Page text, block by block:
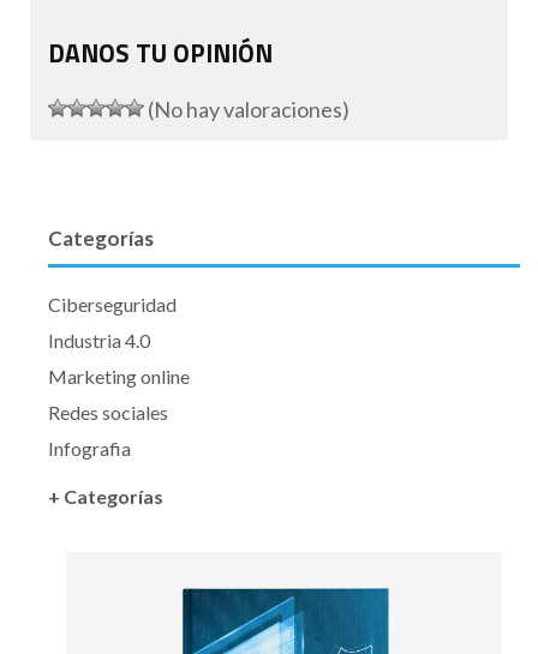
DANOS TU OPINIÓN
(No hay valoraciones)
Categorías
Ciberseguridad
Industria 4.0
Marketing online
Redes sociales
Infografia
+ Categorías